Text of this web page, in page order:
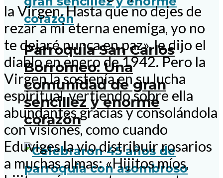
Parroquia San Carlos
Borromeo: Una
comunidad de gran
sencillez y enorme
corazón
la Virgen. Hasta que no dejes de
rezar a mi eterna enemiga, yo no
te dejaré nunca en paz», le dijo el
diablo en enero de 1942. Pero la
Virgen la sostenía en su lucha
espiritual, vertiendo sobre ella
abundantes gracias y consolándola
con visiones, como cuando
Eduviges la vio distribuir rosarios
a muchas almas: «Hijitos míos,